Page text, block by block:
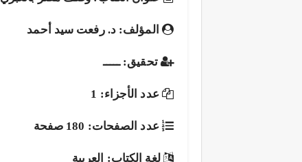
المؤلف: د. رفعت سيد أحمد
تحقيق: ـــــ
عدد الأجزاء: 1
عدد الصفحات: 180 صفحة
لغة الكتاب: العربية